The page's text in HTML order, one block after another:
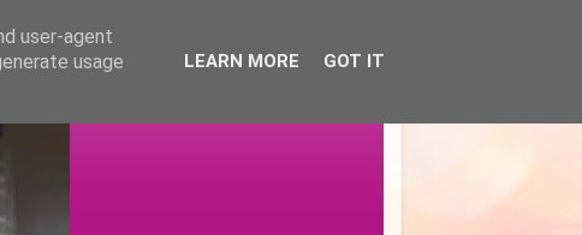
user-agent
usage
LEARN MORE GOT IT